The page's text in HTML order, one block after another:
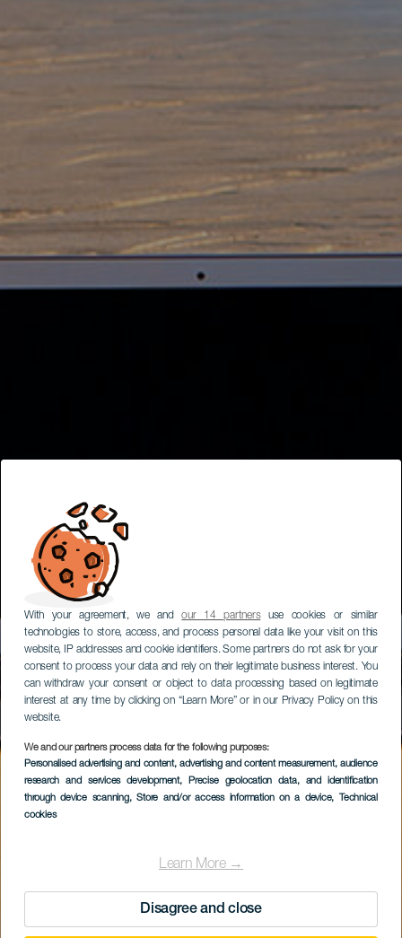
With your agreement, we andour 14 partnersuse cookies or similar
technologies to store, access, and process personal data like your visit on this
website, IP addresses and cookie identifiers. Some partners do not ask for your
consent to process your data and rely on their legitimate business interest. You
can withdraw your consent or object to data processing based on legitimate
interest at any time by clicking on “Learn More” or in our Privacy Policy on this
website.
We and our partners process data for the following purposes:
Personalised advertising and content, advertising and content measurement, audience
research and services development, Precise geolocation data, and identification
through device scanning, Store and/or access information on a device, Technical
cookies
Learn More →
Disagree and close